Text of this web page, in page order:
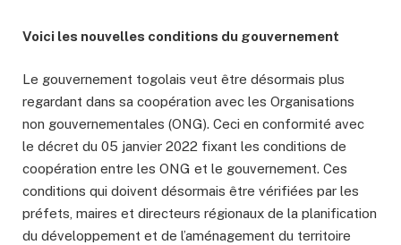
Voici les nouvelles conditions du gouvernement
Le gouvernement togolais veut être désormais plus
regardant dans sa coopération avec les Organisations
non gouvernementales (ONG). Ceci en conformité avec
le décret du 05 janvier 2022 fixant les conditions de
coopération entre les ONG et le gouvernement. Ces
conditions qui doivent désormais être vérifiées par les
préfets, maires et directeurs régionaux de la planification
du développement et de l’aménagement du territoire